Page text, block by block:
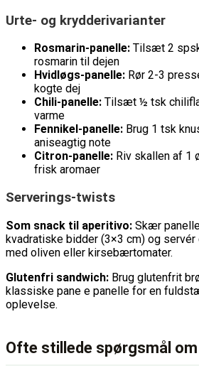
Urte- og krydderivarianter
Rosmarin-panelle: Tilsæt 2
rosmarin til dejen
Hvidløgs-panelle: Rør 2-3
kogte dej
Chili-panelle: Tilsæt ½ tsk
varme
Fennikel-panelle: Brug 1 tsk
aniseagtig note
Citron-panelle: Riv skallen af 1
frisk aromaer
Serverings-twists
Som snack til aperitivo: Skær
kvadratiske bidder (3×3 cm) og
med oliven eller kirsebærtomater.
Glutenfri sandwich: Brug glutenfrit
klassiske pane e panelle for en
oplevelse.
Ofte stillede spørgsmål om